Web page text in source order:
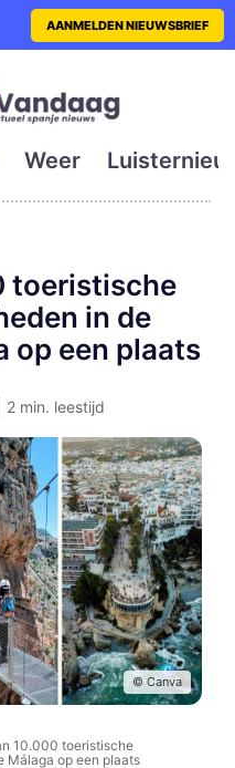
de eerste
AANMELDEN NIEUWSBRIEF
Weer
toeristische
in de
op een plaats
min. leestijd
© Canva
10.000 toeristische
Málaga op een plaats